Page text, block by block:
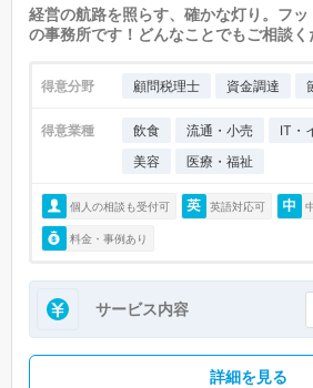
経営の航路を照らす、確かな灯り。フッ
の事務所です！どんなことでもご相談く
得意分野 顧問税理士 資金調達
得意業種 飲食 流通・小売
IT・
美容
医療・福祉
個人の相談も受付可 英語対応可
料金・事例あり
サービス内容
詳細を見る